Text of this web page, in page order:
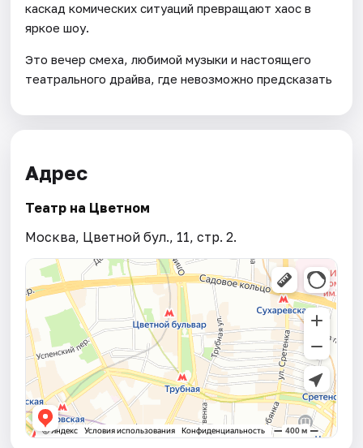
каскад комических ситуаций превращают хаос в
яркое шоу.
Это вечер смеха, любимой музыки и настоящего
театрального драйва, где невозможно предсказать
Адрес
Театр на Цветном
Москва, Цветной бул., 11, стр. 2.